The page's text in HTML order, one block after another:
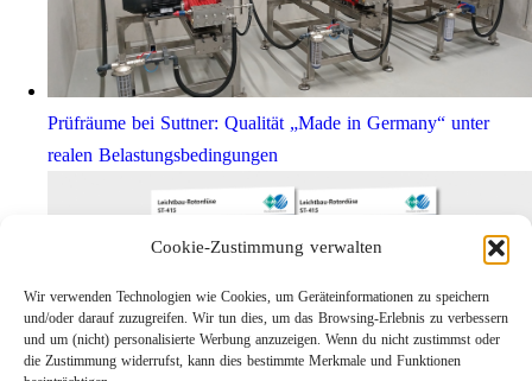
Cookie-Zustimmung verwalten
Wir verwenden Technologien wie Cookies, um Geräteinformationen zu speichern
und/oder darauf zuzugreifen. Wir tun dies, um das Browsing-Erlebnis zu verbessern
und um (nicht) personalisierte Werbung anzuzeigen. Wenn du nicht zustimmst oder
die Zustimmung widerrufst, kann dies bestimmte Merkmale und Funktionen
Prüfräume bei Suttner: Qualität „Made in Germany“ unter
realen Belastungsbedingungen